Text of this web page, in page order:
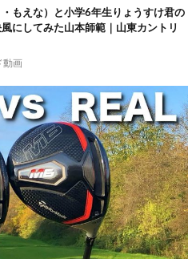
もえな）と小学6年生りょうすけ君の
にしてみた山本師範｜山東カントリ
動画